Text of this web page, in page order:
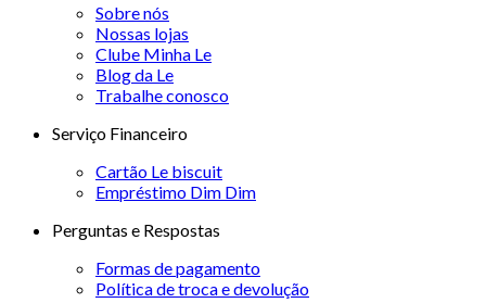
Sobre nós
Nossas lojas
Clube Minha Le
Blog da Le
Trabalhe conosco
Serviço Financeiro
Cartão Le biscuit
Empréstimo Dim Dim
Perguntas e Respostas
Formas de pagamento
Política de troca e devolução